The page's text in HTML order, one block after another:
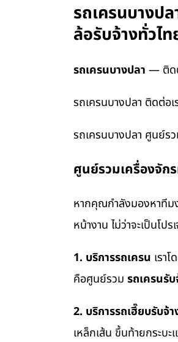
รถเครนบางป
ล้อรับจ้างทั่วไ
รถเครนบางปลา — ติด
รถเครนบางปลา ติดต่อ
รถเครนบางปลา ศูนย์ร
ศูนย์รวมเครื่องจัก
หากคุณกำลังมองหาทีม
หน้างาน ไม่ว่าจะเป็นโ
1. บริการรถเครน เรา
คือศูนย์รวม รถเครนรับ
2. บริการรถเฮี๊ยบรับจ้า
เหล็กเส้น ขึ้นท้ายกระบ